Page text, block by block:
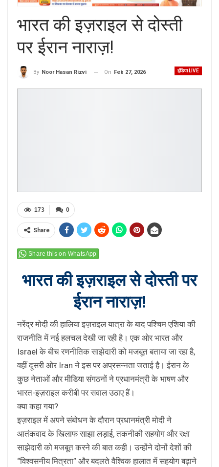
भारत की इज़राइल से दोस्ती
पर ईरान नाराज़!
इंडिया LIVE
By Noor Hasan Rizvi On Feb 27, 2026
0
173
Share
Share this on WhatsApp
भारत की इज़राइल से दोस्ती पर
ईरान नाराज़!
नरेंद्र मोदी की हालिया इज़राइल यात्रा के बाद पश्चिम एशिया की
राजनीति में नई हलचल देखी जा रही है। एक ओर भारत और
Israel के बीच रणनीतिक साझेदारी को मजबूत बताया जा रहा है,
वहीं दूसरी ओर Iran ने इस पर अप्रसन्नता जताई है। ईरान के
कुछ नेताओं और मीडिया संगठनों ने प्रधानमंत्री के भाषण और
भारत-इज़राइल करीबी पर सवाल उठाए हैं।
क्या कहा गया?
इज़राइल में अपने संबोधन के दौरान प्रधानमंत्री मोदी ने
आतंकवाद के खिलाफ साझा लड़ाई, तकनीकी सहयोग और रक्षा
साझेदारी को मजबूत करने की बात कही। उन्होंने दोनों देशों की
“विश्वसनीय मित्रता” और बदलते वैश्विक हालात में सहयोग बढ़ाने